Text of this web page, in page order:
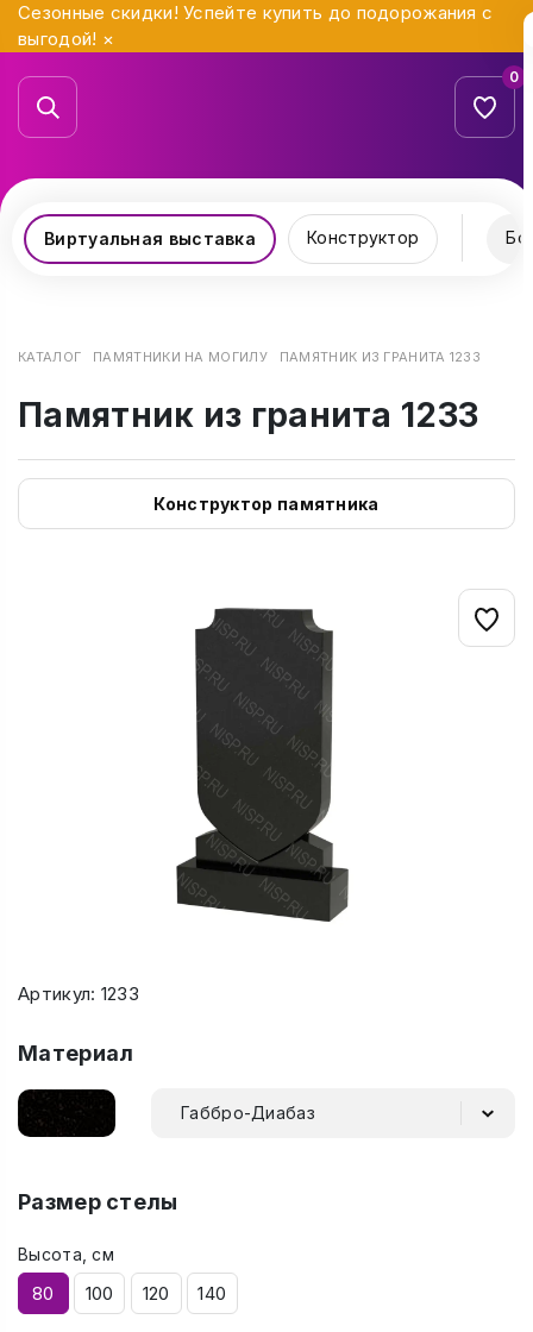
Сезонные скидки! Успейте купить до подорожания с
выгодой! ×
0
Виртуальная выставка Конструктор
КАТАЛОГ ПАМЯТНИКИ НА МОГИЛУ ПАМЯТНИК ИЗ ГРАНИТА 1233
Памятник из гранита 1233
Конструктор памятника
Артикул: 1233
Материал
Габбро-Диабаз
Размер стелы
Высота, см
80 100 120 140